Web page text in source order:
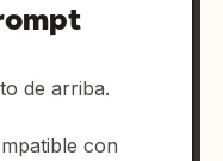
de arriba.
con